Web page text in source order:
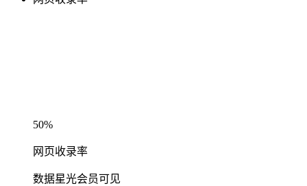
50%
网页收录率
数据星光会员可见